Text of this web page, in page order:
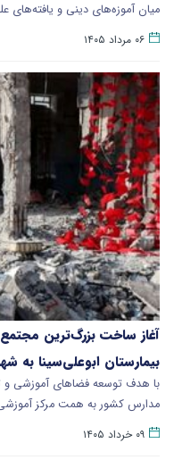
میان آموزه‌های دینی و یافته‌های
۰۶ مرداد ۱۴۰۵
آغاز ساخت بزرگ‌ترین
بیمارستان ابوعلی‌سینا به
با هدف توسعه فضاهای آموزشی و
مدارس کشور به همت مرکز
۰۹ خرداد ۱۴۰۵